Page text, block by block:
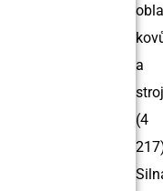
a
(4